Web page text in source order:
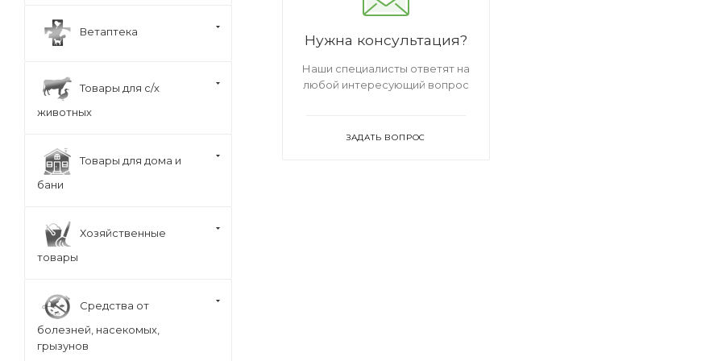
Нужна консультация?
Наши специалисты ответят на
любой интересующий вопрос
ЗАДАТЬ ВОПРОС
Ветаптека
Товары для с/х
животных
Товары для дома и
бани
Хозяйственные
товары
Средства от
болезней, насекомых,
грызунов